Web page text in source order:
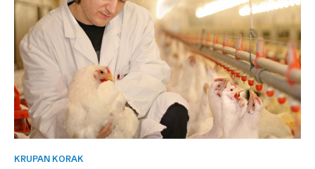
KRUPAN KORAK